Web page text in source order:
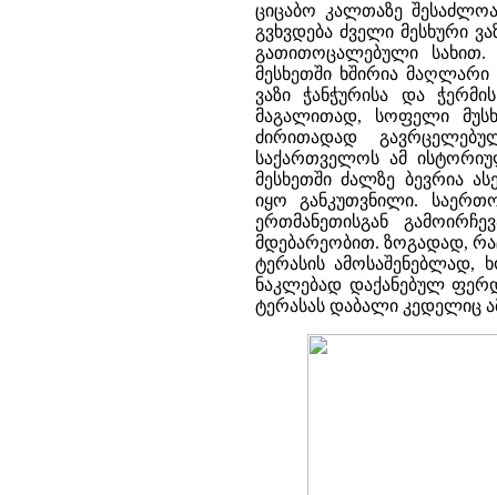
ციცაბო კალთაზე
გვხვდება ძველი მესხური
გათითოცალებული სახით.
მესხეთში ხშირია მაღლარი
ვაზი ჭანჭურისა და
მაგალითად, სოფელი
ძირითადად
საქართველოს ამ
მესხეთში ძალზე ბევრია
იყო განკუთვნილი.
ერთმანეთისგან
მდებარეობით. ზოგადად,
ტერასის ამოსაშენებლად,
ნაკლებად დაქანებულ
ტერასას დაბალი კედელიც